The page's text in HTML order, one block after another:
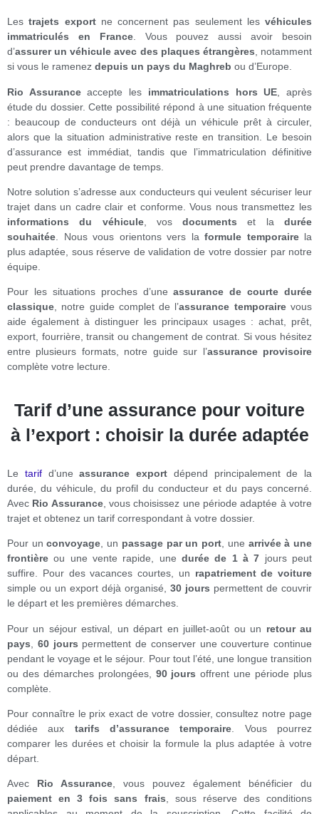
Lestrajets export ne concernent pas seulement les véhicules
immatriculés en France. Vous pouvez aussi avoir besoin
d’assurer un véhicule avec des plaques étrangères , notamment
si vous le ramenez depuis un pays du Maghreb ou d’Europe.
Rio Assuranceaccepte les immatriculations hors UE , après
étude du dossier. Cette possibilité répond à une situation fréquente
: beaucoup de conducteurs ont déjà un véhicule prêt à circuler,
alors que la situation administrative reste en transition. Le besoin
d’assurance est immédiat, tandis que l’immatriculation définitive
peut prendre davantage de temps.
Notre solution s’adresse aux conducteurs qui veulent sécuriser leur
trajet dans un cadre clair et conforme. Vous nous transmettez les
informations du véhicule, vosdocuments et ladurée
souhaitée . Nous vous orientons vers la formule temporaire la
plus adaptée, sous réserve de validation de votre dossier par notre
équipe.
Pour les situations proches d’uneassurance de courte durée
classique, notre guide complet de l’assurance temporairevous
aide également à distinguer les principaux usages : achat, prêt,
export, fourrière, transit ou changement de contrat. Si vous hésitez
entre plusieurs formats, notre guide sur l’assurance provisoire
complète votre lecture.
Tarif d’une assurance pour voiture
à l’export : choisir la durée adaptée
Le tarifd’uneassurance export dépend principalement de la
durée, du véhicule, du profil du conducteur et du pays concerné.
Avec Rio Assurance, vous choisissez une période adaptée à votre
trajet et obtenez un tarif correspondant à votre dossier.
Pour unconvoyage , un passage par un port , une arrivée à une
frontière ou une vente rapide, une durée de 1 à 7 jours peut
suffire. Pour des vacances courtes, un rapatriement de voiture
simple ou un export déjà organisé, 30 jours permettent de couvrir
le départ et les premières démarches.
Pour un séjour estival, un départ en juillet-août ou un retour au
pays
60 jours permettent de conserver une couverture continue
pendant le voyage et le séjour. Pour tout l’été, une longue transition
ou des démarches prolongées, 90 jours offrent une période plus
complète.
Pour connaître le prix exact de votre dossier, consultez notre page
dédiée aux tarifs d’assurance temporaire . Vous pourrez
comparer les durées et choisir la formule la plus adaptée à votre
départ.
Avec Rio Assurance, vous pouvez également bénéficier du
paiement en 3 fois sans frais, sous réserve des conditions